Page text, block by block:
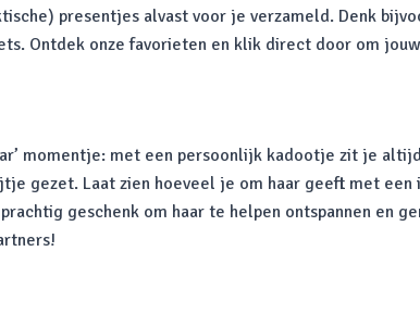
presentjes alvast voor je verzameld. Denk
Ontdek onze favorieten en klik direct door om
momentje: met een persoonlijk kadootje zit je
gezet. Laat zien hoeveel je om haar geeft met
geschenk om haar te helpen ontspannen en